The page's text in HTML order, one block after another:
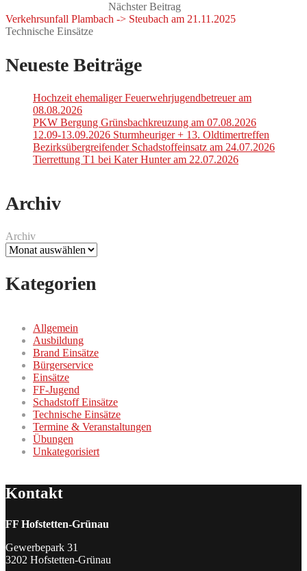
Nächster Beitrag
Verkehrsunfall Plambach -> Steubach am 21.11.2025
Technische Einsätze
Neueste Beiträge
Hochzeit ehemaliger Feuerwehrjugendbetreuer am
08.08.2026
PKW Bergung Grünsbachkreuzung am 07.08.2026
12.09-13.09.2026 Sturmheuriger + 13. Oldtimertreffen
Bezirksübergreifender Schadstoffeinsatz am 24.07.2026
Tierrettung T1 bei Kater Hunter am 22.07.2026
Archiv
Archiv
Kategorien
Allgemein
Ausbildung
Brand Einsätze
Bürgerservice
Einsätze
FF-Jugend
Schadstoff Einsätze
Technische Einsätze
Termine & Veranstaltungen
Übungen
Unkategorisiert
Kontakt
FF Hofstetten-Grünau
Gewerbepark 31
3202 Hofstetten-Grünau